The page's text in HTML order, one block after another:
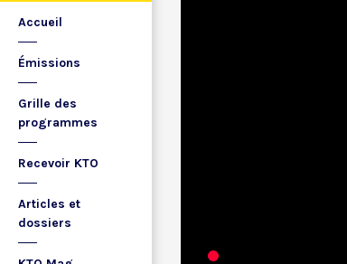
Accueil
Émissions
Grille des
programmes
Recevoir KTO
Articles et
dossiers